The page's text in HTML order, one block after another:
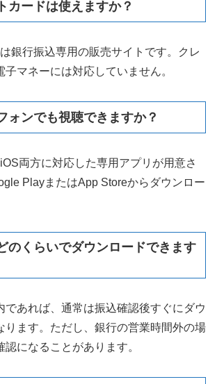
カードは使えますか？
銀行振込専用の販売サイトです。クレ
子マネーには対応していません。
ォンでも視聴できますか？
両方に対応した専用アプリが用意さ
PlayまたはApp Storeからダウンロー
のくらいでダウンロードできます
であれば、通常は振込確認後すぐにダウ
ります。ただし、銀行の営業時間外の場
になることがあります。